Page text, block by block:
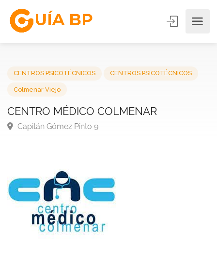
CENTRO MÉDICO COLMENAR